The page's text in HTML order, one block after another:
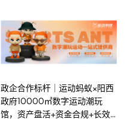
政企合作标杆｜运动蚂蚁×阳西
政府10000㎡数字运动潮玩
馆，资产盘活+资金合规+长效